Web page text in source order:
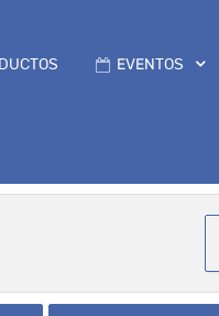
EVENTOS